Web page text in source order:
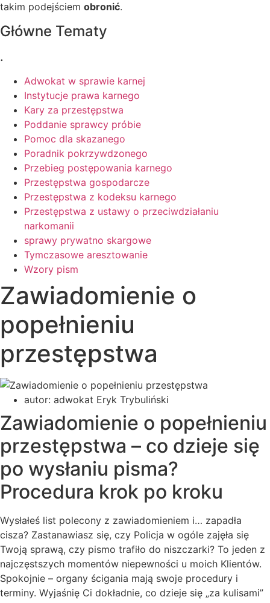
takim podejściem obronić.
Główne Tematy
.
Adwokat w sprawie karnej
Instytucje prawa karnego
Kary za przestępstwa
Poddanie sprawcy próbie
Pomoc dla skazanego
Poradnik pokrzywdzonego
Przebieg postępowania karnego
Przestępstwa gospodarcze
Przestępstwa z kodeksu karnego
Przestępstwa z ustawy o przeciwdziałaniu
narkomanii
sprawy prywatno skargowe
Tymczasowe aresztowanie
Wzory pism
Zawiadomienie o
popełnieniu
przestępstwa
autor: adwokat Eryk Trybuliński
Zawiadomienie o popełnieniu
przestępstwa – co dzieje się
po wysłaniu pisma?
Procedura krok po kroku
Wysłałeś list polecony z zawiadomieniem i… zapadła
cisza? Zastanawiasz się, czy Policja w ogóle zajęła się
Twoją sprawą, czy pismo trafiło do niszczarki? To jeden z
najczęstszych momentów niepewności u moich Klientów.
Spokojnie – organy ścigania mają swoje procedury i
terminy. Wyjaśnię Ci dokładnie, co dzieje się „za kulisami”